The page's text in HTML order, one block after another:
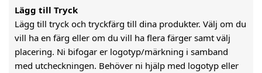
Lägg till Tryck
Lägg till tryck och tryckfärg till dina produkter. Välj om du
vill ha en färg eller om du vill ha flera färger samt välj
placering. Ni bifogar er logotyp/märkning i samband
med utcheckningen. Behöver ni hjälp med logotyp eller